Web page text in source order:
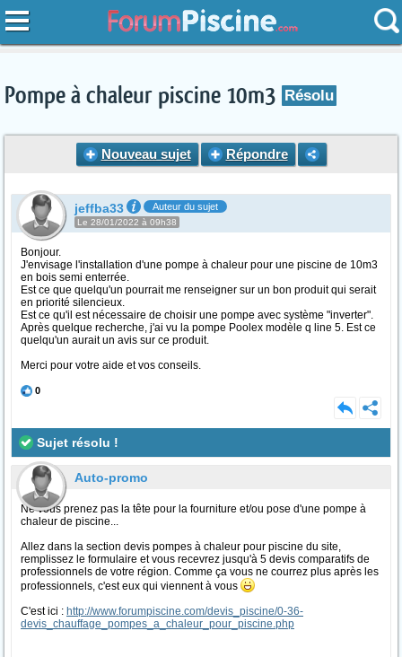
Pompe à chaleur piscine 10m3 Résolu
Nouveau sujet Répondre
jeffba33 Auteur du sujet
Le 28/01/2022 à 09h38
Bonjour.
J'envisage l'installation d'une pompe à chaleur pour une piscine de 10m3
en bois semi enterrée.
Est ce que quelqu'un pourrait me renseigner sur un bon produit qui serait
en priorité silencieux.
Est ce qu'il est nécessaire de choisir une pompe avec système "inverter".
Après quelque recherche, j'ai vu la pompe Poolex modèle q line 5. Est ce
quelqu'un aurait un avis sur ce produit.
Merci pour votre aide et vos conseils.
0
Sujet résolu !
Auto-promo
Ne vous prenez pas la tête pour la fourniture et/ou pose d'une pompe à
chaleur de piscine...
Allez dans la section devis pompes à chaleur pour piscine du site,
remplissez le formulaire et vous recevrez jusqu'à 5 devis comparatifs de
professionnels de votre région. Comme ça vous ne courrez plus après les
professionnels, c'est eux qui viennent à vous
C'est ici : http://www.forumpiscine.com/devis_piscine/0-36-
devis_chauffage_pompes_a_chaleur_pour_piscine.php